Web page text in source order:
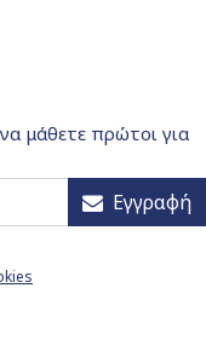
μάθετε πρώτοι για
Εγγραφή